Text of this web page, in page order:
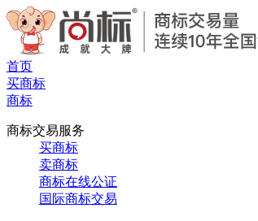
首页
买商标
商标
商标交易服务
买商标
卖商标
商标在线公证
国际商标交易